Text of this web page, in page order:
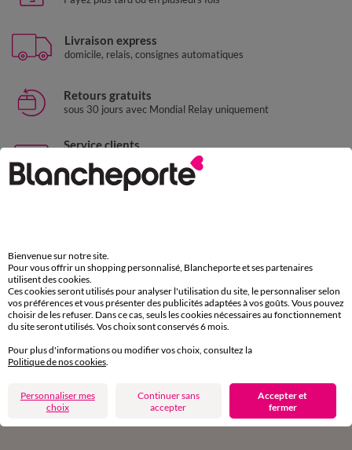
Livraison express
domicile, relais, consignes automatiques
Retours gratuits
sous 30 jours avec Mondial Relay uniquement
Service clients
de 8h00 à 20h00 du lundi au samedi
conditions dans votre email de confirmation
Téléchargez l’application
Depuis votre iPhone
Bienvenue sur notre site.
Pour vous offrir un shopping personnalisé, Blancheporte et ses partenaires
utilisent des cookies.
Ces cookies seront utilisés pour analyser l'utilisation du site, le personnaliser selon
vos préférences et vous présenter des publicités adaptées à vos goûts. Vous pouvez
choisir de les refuser. Dans ce cas, seuls les cookies nécessaires au fonctionnement
du site seront utilisés. Vos choix sont conservés 6 mois.
Pour plus d'informations ou modifier vos choix, consultez la
Politique de nos cookies.
Personnaliser mes
choix
Continuer sans
accepter
Accepter et
fermer